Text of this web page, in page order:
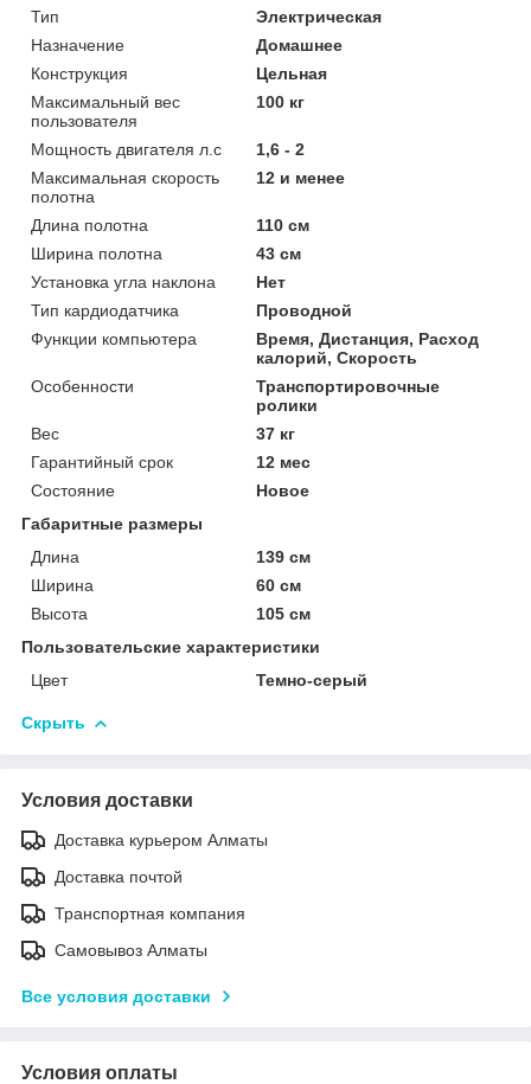
Тип
Электрическая
Назначение
Домашнее
Конструкция
Цельная
Максимальный вес
пользователя
100 кг
Мощность двигателя л.с
1,6 - 2
Максимальная скорость
полотна
12 и менее
Длина полотна
110 см
Ширина полотна
43 см
Установка угла наклона
Нет
Тип кардиодатчика
Проводной
Функции компьютера
Время, Дистанция, Расход
калорий, Скорость
Особенности
Транспортировочные
ролики
Вес
37 кг
Гарантийный срок
12 мес
Состояние
Новое
Габаритные размеры
Длина
139 см
Ширина
60 см
Высота
105 см
Пользовательские характеристики
Цвет
Темно-серый
Скрыть
Условия доставки
Доставка курьером Алматы
Доставка почтой
Транспортная компания
Самовывоз Алматы
Все условия доставки
Условия оплаты